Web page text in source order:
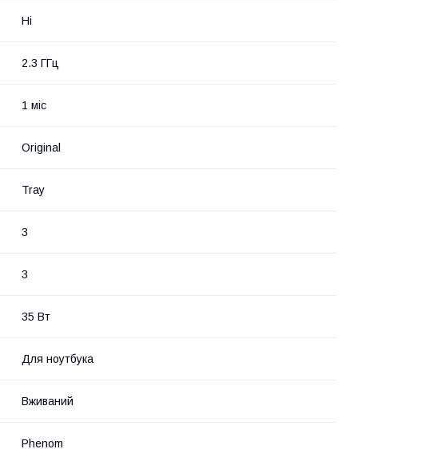
Ні
2.3 ГГц
1 міс
Original
Tray
3
3
35 Вт
Для ноутбука
Вживаний
Phenom